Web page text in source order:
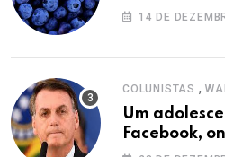
14 DE
COLUNISTAS ,
Um
Facebook,